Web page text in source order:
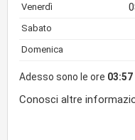
Venerdì
Sabato
Domenica
Adesso sono le ore 03:57
Conosci altre